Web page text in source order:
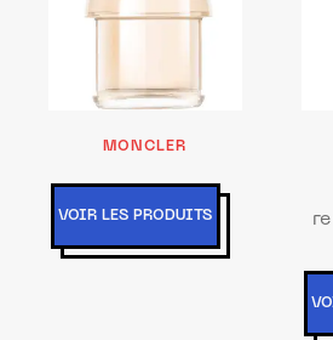
MONCLER
VOIR LES PRODUITS